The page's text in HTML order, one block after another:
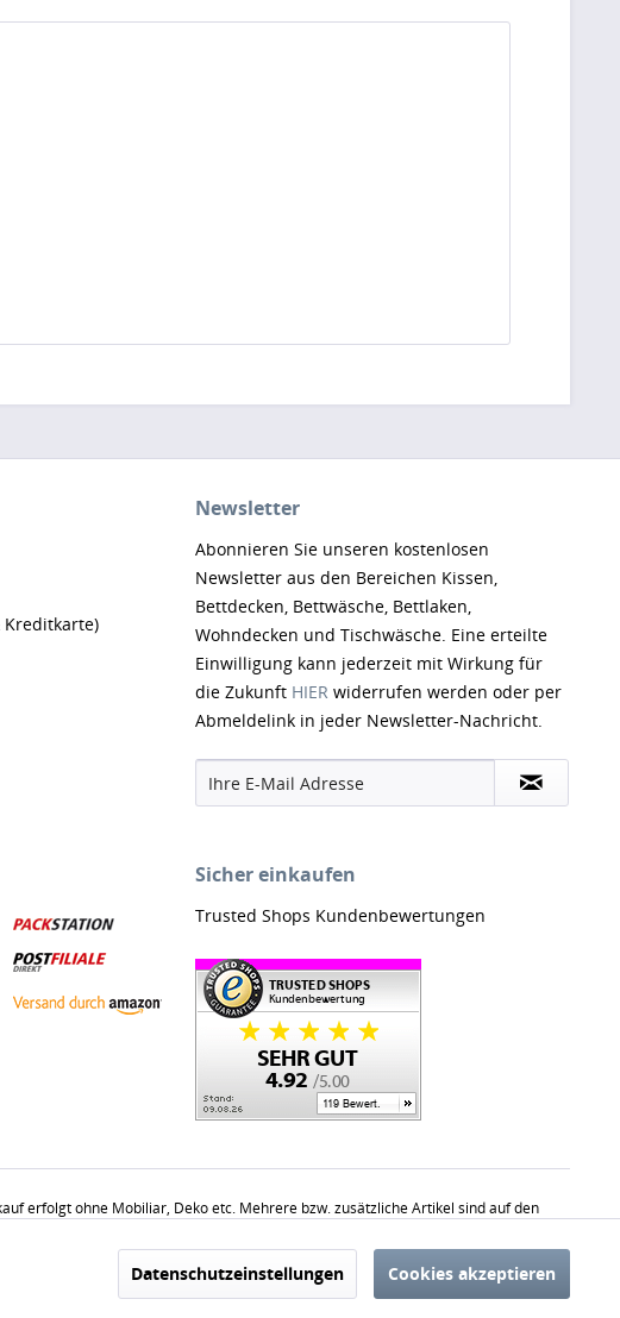
Newsletter
Abonnieren Sie unseren kostenlosen
Newsletter aus den Bereichen Kissen,
Bettdecken, Bettwäsche, Bettlaken,
Wohndecken und Tischwäsche. Eine erteilte
Einwilligung kann jederzeit mit Wirkung für
die Zukunft HIER widerrufen werden oder per
Abmeldelink in jeder Newsletter-Nachricht.
Sicher einkaufen
Trusted Shops Kundenbewertungen
erfolgt ohne Mobiliar, Deko etc. Mehrere bzw. zusätzliche Artikel sind auf den
Aktiv
Datenschutzeinstellungen Cookies akzeptieren